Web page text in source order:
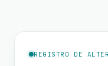
REGISTRO DE